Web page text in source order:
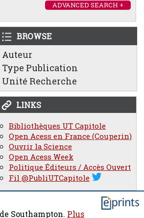
ADVANCED SEARCH +
BROWSE
Auteur
Type Publication
Unité Recherche
LINKS
Bibliothèques UT Capitole
Open Acess en France (Couperin)
Ouvrir la Science
Open Acess Week
Politique Éditeurs / Accès Ouvert
Fil @PubliUTCapitole
Southampton. Plus